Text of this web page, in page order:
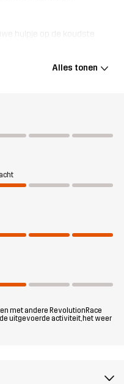
hulpje op de koudste
en lange winterjas is gevuld
kunt dragen, en een
tegen kille windvlagen.
zakken, waaronder twee
genoeg
allround-winterjas die
14%
Alles tonen
met andere RevolutionRace
uitgevoerde activiteit, het weer